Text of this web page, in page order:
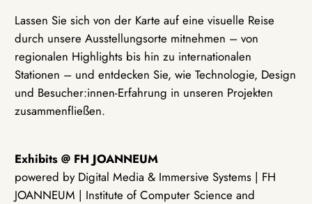
Lassen Sie sich von der Karte auf eine visuelle Reise
durch unsere Ausstellungsorte mitnehmen – von
regionalen Highlights bis hin zu internationalen
Stationen – und entdecken Sie, wie Technologie, Design
und Besucher:innen-Erfahrung in unseren Projekten
zusammenfließen.
Exhibits @ FH JOANNEUM
powered by Digital Media & Immersive Systems | FH
JOANNEUM | Institute of Computer Science and